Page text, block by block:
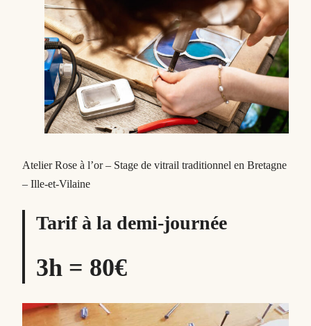
Atelier Rose à l’or – Stage de vitrail traditionnel en Bretagne
– Ille-et-Vilaine
Tarif à la demi-journée
3h = 80€